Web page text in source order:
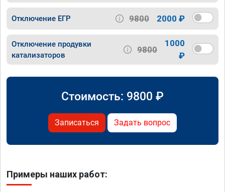
Отключение ЕГР 9800 2000 ₽
Отключение продувки
катализаторов
9800
1000
₽
Стоимость: 9800 ₽
Записаться Задать вопрос
Примеры наших работ: